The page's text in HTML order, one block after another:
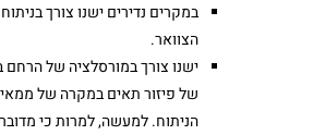
במקרים נדירים ישנו צורך
הצוואר.
ישנו צורך במורסלציה של הרחם
של פיזור תאים במקרה של
הניתוח. למעשה, למרות כי